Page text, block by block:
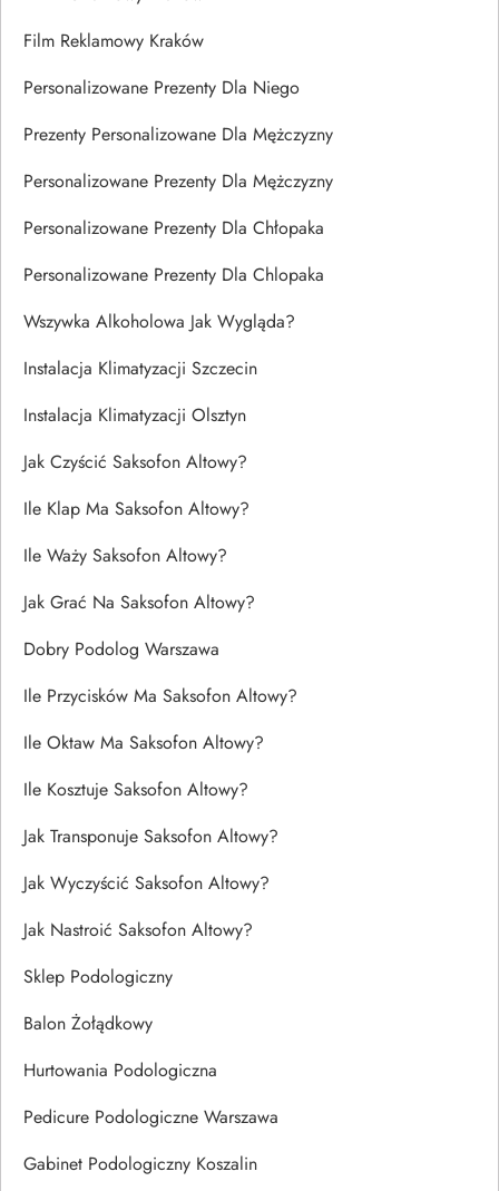
Film Reklamowy Kraków
Personalizowane Prezenty Dla Niego
Prezenty Personalizowane Dla Mężczyzny
Personalizowane Prezenty Dla Mężczyzny
Personalizowane Prezenty Dla Chłopaka
Personalizowane Prezenty Dla Chlopaka
Wszywka Alkoholowa Jak Wygląda?
Instalacja Klimatyzacji Szczecin
Instalacja Klimatyzacji Olsztyn
Jak Czyścić Saksofon Altowy?
Ile Klap Ma Saksofon Altowy?
Ile Waży Saksofon Altowy?
Jak Grać Na Saksofon Altowy?
Dobry Podolog Warszawa
Ile Przycisków Ma Saksofon Altowy?
Ile Oktaw Ma Saksofon Altowy?
Ile Kosztuje Saksofon Altowy?
Jak Transponuje Saksofon Altowy?
Jak Wyczyścić Saksofon Altowy?
Jak Nastroić Saksofon Altowy?
Sklep Podologiczny
Balon Żołądkowy
Hurtowania Podologiczna
Pedicure Podologiczne Warszawa
Gabinet Podologiczny Koszalin